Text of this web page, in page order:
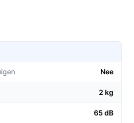
van voordelen die het
sterke turbo motor levert een
van 24kPa, waardoor
geen kans maakt.
de laagste stand, kun je grote
Nee
2 kg
65 dB